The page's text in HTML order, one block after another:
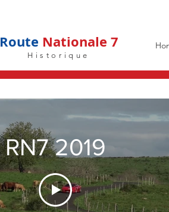
Route Nationale 7
Historique
RN7 2019